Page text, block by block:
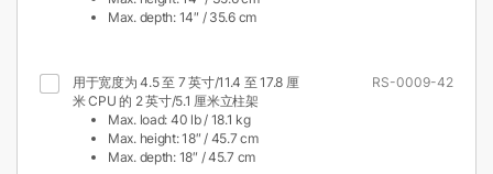
Max. depth: 14″ / 35.6 cm
用于宽度为 4.5 至 7 英寸/11.4 至 17.8 厘
米 CPU 的 2 英寸/5.1 厘米立柱架
Max. load: 40 lb / 18.1 kg
Max. height: 18″ / 45.7 cm
Max. depth: 18″ / 45.7 cm
RS-0009-42